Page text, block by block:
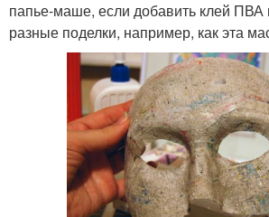
папье-маше, если добавить клей ПВА
разные поделки, например, как эта